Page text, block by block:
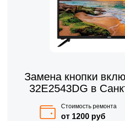
Замена кнопки
32E2543DG в
Стоимость ремонта
от 1200 руб